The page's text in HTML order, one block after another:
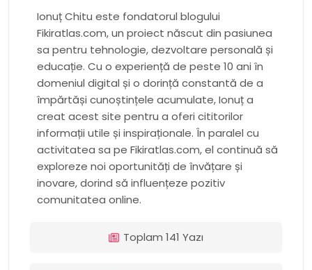
Ionuț Chitu este fondatorul blogului
Fikiratlas.com, un proiect născut din pasiunea
sa pentru tehnologie, dezvoltare personală și
educație. Cu o experiență de peste 10 ani în
domeniul digital și o dorință constantă de a
împărtăși cunoștințele acumulate, Ionuț a
creat acest site pentru a oferi cititorilor
informații utile și inspiraționale. În paralel cu
activitatea sa pe Fikiratlas.com, el continuă să
exploreze noi oportunități de învățare și
inovare, dorind să influențeze pozitiv
comunitatea online.
Toplam 141 Yazı